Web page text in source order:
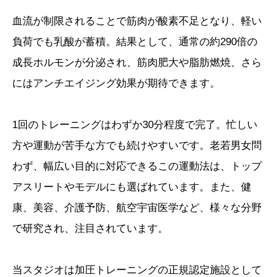
血流が制限されることで筋肉が酸素不足となり、軽い
負荷でも乳酸が蓄積。結果として、通常の約290倍の
成長ホルモンが分泌され、筋肉肥大や脂肪燃焼、さら
にはアンチエイジング効果が期待できます。
1回のトレーニングはわずか30分程度で完了。忙しい
方や運動が苦手な方でも続けやすいです。老若男女問
わず、幅広い目的に対応できるこの運動法は、トップ
アスリートやモデルにも選ばれています。また、健
康、美容、介護予防、航空宇宙医学など、様々な分野
で研究され、注目されています。
当スタジオは加圧トレーニングの正規認定施設として